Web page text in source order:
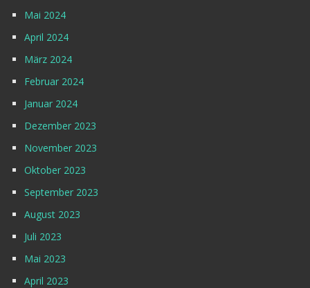
Mai 2024
April 2024
März 2024
Februar 2024
Januar 2024
Dezember 2023
November 2023
Oktober 2023
September 2023
August 2023
Juli 2023
Mai 2023
April 2023